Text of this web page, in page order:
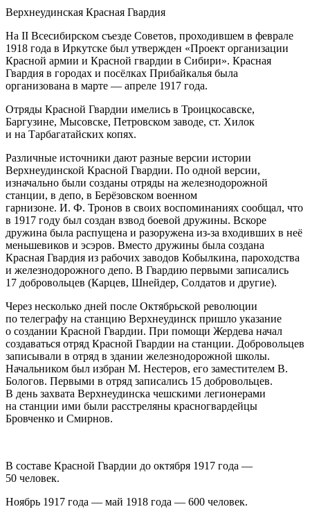
Верхнеудинская Красная Гвардия
На II Всесибирском съезде Советов, проходившем в феврале
1918 года в Иркутске был утвержден «Проект организации
Красной армии и Красной гвардии в Сибири». Красная
Гвардия в городах и посёлках Прибайкалья была
организована в марте — апреле 1917 года.
Отряды Красной Гвардии имелись в Троицкосавске,
Баргузине, Мысовске, Петровском заводе, ст. Хилок
и на Тарбагатайских копях.
Различные источники дают разные версии истории
Верхнеудинской Красной Гвардии. По одной версии,
изначально были созданы отряды на железнодорожной
станции, в депо, в Берёзовском военном
гарнизоне. И. Ф. Тронов в своих воспоминаниях сообщал, что
в 1917 году был создан взвод боевой дружины. Вскоре
дружина была распущена и разоружена из-за входивших в неё
меньшевиков и эсэров. Вместо дружины была создана
Красная Гвардия из рабочих заводов Кобылкина, пароходства
и железнодорожного депо. В Гвардию первыми записались
17 добровольцев (Карцев, Шнейдер, Солдатов и другие).
Через несколько дней после Октябрьской революции
по телеграфу на станцию Верхнеудинск пришло указание
о создании Красной Гвардии. При помощи Жердева начал
создаваться отряд Красной Гвардии на станции. Добровольцев
записывали в отряд в здании железнодорожной школы.
Начальником был избран М. Нестеров, его заместителем В.
Бологов. Первыми в отряд записались 15 добровольцев.
В день захвата Верхнеудинска чешскими легионерами
на станции ими были расстреляны красногвардейцы
Бровченко и Смирнов.
В составе Красной Гвардии до октября 1917 года —
50 человек.
Ноябрь 1917 года — май 1918 года — 600 человек.